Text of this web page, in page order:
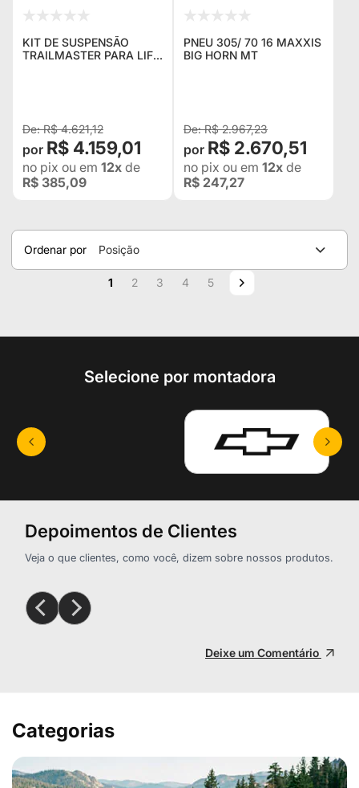
KIT DE SUSPENSÃO
TRAILMASTER PARA LIFT
R$ 4.621,12
R$ 4.159,01
no pix ou em 12x de
R$ 385,09
PNEU 305/ 70 16 MAXXIS
BIG HORN MT
R$ 2.967,23
R$ 2.670,51
no pix ou em 12x de
R$ 247,27
Ordenar por
Posição
Página
Você esta lendo a pagina
1 Página
2 Página
3 Página
4 Página
5 Página
Próximo
Selecione por montadora
Depoimentos de Clientes
Veja o que clientes, como você, dizem sobre nossos produtos.
Deixe um Comentário
Categorias